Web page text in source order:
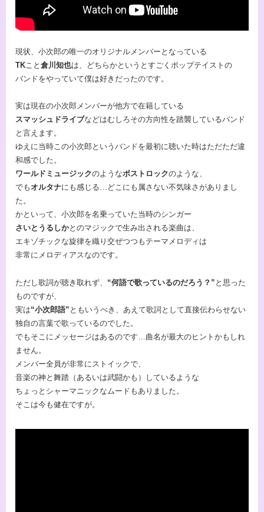
現状、小次郎の唯一のオリジナルメンバーとなっている
TK こと 倉川知也は、どちらかというとすごくポップテイストの
バンドをやっていて僕は好きだったのです。
実は現在の小次郎メンバーが他方で在籍している
スマッシュドライブなどはむしろその方向性を踏襲しているバンド
と言えます。
ゆえに当時この小次郎というバンドを最初に聴いた時はただただ違
和感でした。
ワールドミュージックのようなポストロックのような、
でもオルタナにも感じる…どこにも属さない不気味さがありまし
た。
かといって、小次郎を名乗っていた当時のシンガー
さいとうるしかとのマジックで生み出される楽曲は、
エキゾチックな旋律を織り交ぜつつもテーマメロディは
非常にメロディアスなのです。
ただし歌詞が聴き取れず、 “何語で歌っているのだろう？” と思った
ものですが、
実は“小次郎語” ともいうべき、あえて歌詞として直接伝わらせない
独自の言葉で歌っているのでした。
でもそこにメッセージはあるのです…曲名が最大のヒントかもしれ
ません。
メンバー全員が非常にストイックで、
音楽の神と舞踏（あるいは武闘かも）しているような
ちょっとシャーマニックなムードもありました。
そこは今も健在ですが。